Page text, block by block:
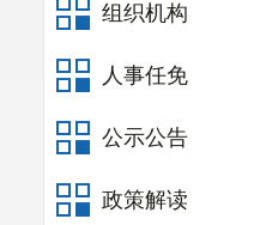
组织机构
人事任免
公示公告
政策解读